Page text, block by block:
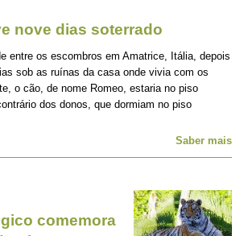
nove dias soterrado
entre os escombros em Amatrice, Itália, depois
sob as ruínas da casa onde vivia com os
o cão, de nome Romeo, estaria no piso
dos donos, que dormiam no piso
Saber mais
comemora